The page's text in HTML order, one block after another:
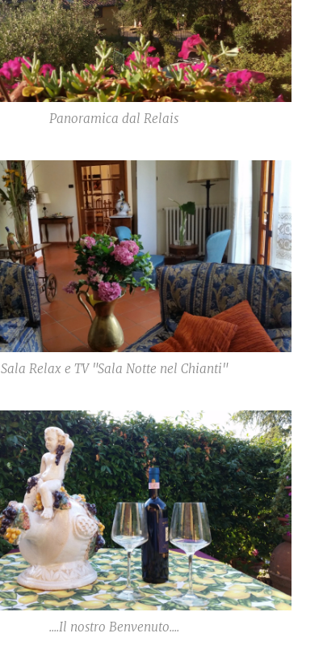
Panoramica dal Relais
Sala Relax e TV "Sala Notte nel Chianti"
....Il nostro Benvenuto....